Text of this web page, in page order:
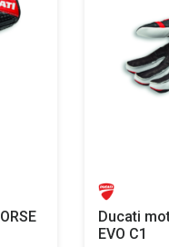
Ducati
EVO C1